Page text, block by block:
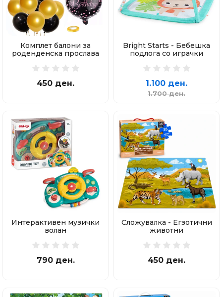
Комплет балони за
роденденска прослава
450 ден.
Bright Starts - Бебешка
подлога со играчки
1.100 ден.
1.700 ден.
Интерактивен музички
волан
790 ден.
Сложувалка - Егзотични
животни
450 ден.